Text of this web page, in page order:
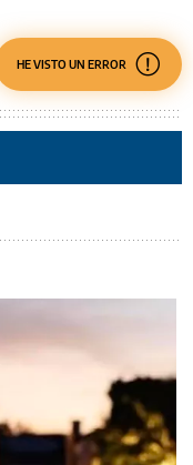
HE VISTO UN ERROR